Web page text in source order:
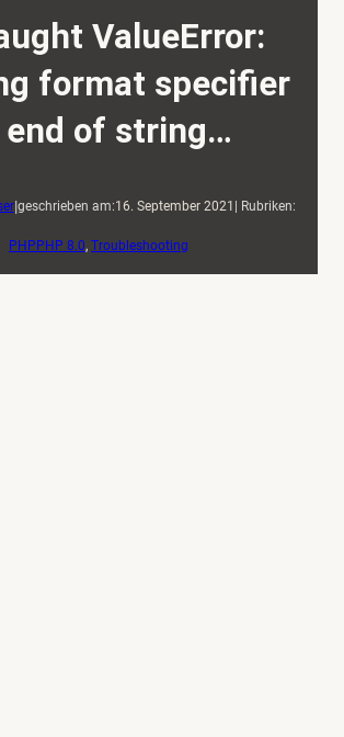
ValueError:
format specifier
of string…
|geschrieben am:16. September 2021 | Rubriken:
PHP PHP 8.0, Troubleshooting